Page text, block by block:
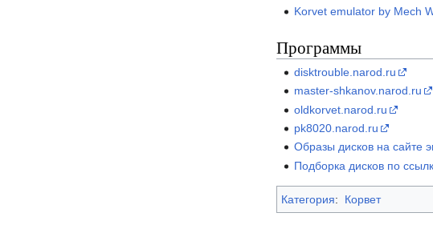
Korvet emulator by Mech
Программы
disktrouble.narod.ru
master-shkanov.narod.ru
oldkorvet.narod.ru
pk8020.narod.ru
Образы дисков на сайте
Подборка дисков по
Категория: Корвет